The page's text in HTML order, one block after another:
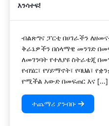
እንሳተፍ!
ብልጽግና ፓርቲ በሀገራችን
ቅራኔዎችን በሰላማዊ መንገድ
ለመገንባት የተለያዩ ስትራቴጂ
የብሄር፣ የሃይማኖት፣ የባህል፣
የሚችል አውድ በመፍጠር እና [...]
ተጨማሪ ያንብቡ